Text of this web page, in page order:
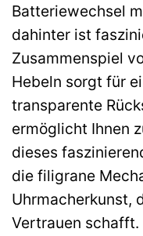
Batteriewechsel
dahinter ist
Zusammenspiel
Hebeln sorgt für
transparente
ermöglicht Ihnen
dieses
die filigrane
Uhrmacherkunst,
Vertrauen schafft.